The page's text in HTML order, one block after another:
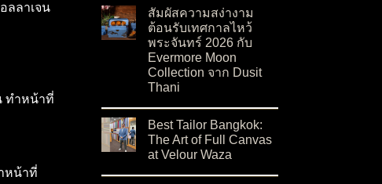
ลลาเจน
ทำหน้าที่
หน้าที่
สัมผัสความสง่างาม
ต้อนรับเทศกาลไหว้
พระจันทร์ 2026 กับ
Evermore Moon
Collection จาก Dusit
Thani
Best Tailor Bangkok:
The Art of Full Canvas
at Velour Waza